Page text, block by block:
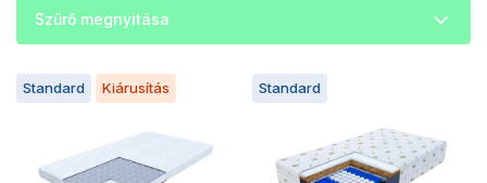
e
n
Szűrő megnyitása
T
eStandard Kiárusítás Standard